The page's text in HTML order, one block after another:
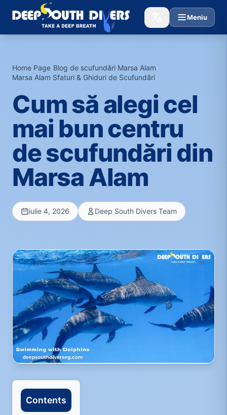
Meniu
Home Page›Blog de scufundări Marsa Alam›
Marsa Alam Sfaturi & Ghiduri de Scufundări›
Cum să alegi cel
mai bun centru
de scufundări din
Marsa Alam
iulie 4, 2026 Deep South Divers Team
Contents